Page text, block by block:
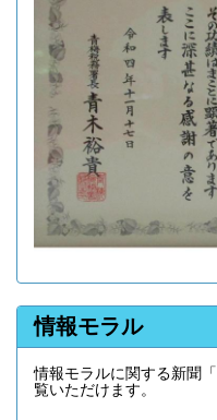
情報モラル
情報モラルに関する新聞「
覧いただけます。